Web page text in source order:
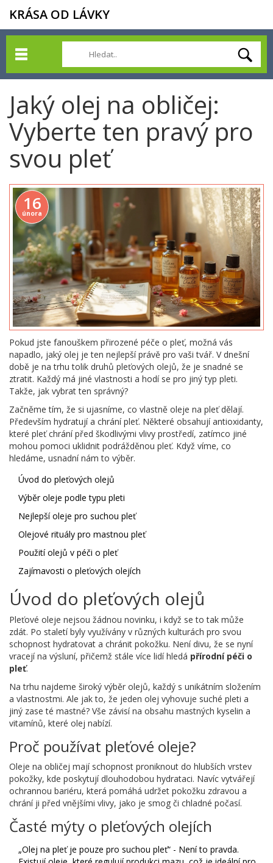
KRÁSA OD LÁVKY
Jaký olej na obličej:
Vyberte ten pravý pro
svou pleť
16
února
Pokud jste fanouškem přirozené péče o pleť, možná vás
napadlo, jaký olej je ten nejlepší právě pro vaši tvář. V dnešní
době je na trhu tolik druhů pleťových olejů, že je snadné se
ztratit. Každý má jiné vlastnosti a hodí se pro jiný typ pleti.
Takže, jak vybrat ten správný?
Začněme tím, že si ujasníme, co vlastně oleje na pleť dělají.
Především hydratují a chrání pleť. Některé obsahují antioxidanty,
které pleť chrání před škodlivými vlivy prostředí, zatímco jiné
mohou pomoci uklidnit podrážděnou pleť. Když víme, co
hledáme, usnadní nám to výběr.
Úvod do pleťových olejů
Výběr oleje podle typu pleti
Nejlepší oleje pro suchou pleť
Olejové rituály pro mastnou pleť
Použití olejů v péči o pleť
Zajímavosti o pleťových olejích
Úvod do pleťových olejů
Pleťové oleje nejsou žádnou novinku, i když se to tak může
zdát. Po staletí byly využívány v různých kulturách pro svou
schopnost hydratovat a chránit pokožku. Není divu, že se nyní
vracejí na výsluní, přičemž stále více lidí hledá přírodní péči o
pleť.
Na trhu najdeme široký výběr olejů, každý s unikátním složením
a vlastnostmi. Ale jak to, že jeden olej vyhovuje suché pleti a
jiný zase té mastné? Vše závisí na obsahu mastných kyselin a
vitamínů, které olej nabízí.
Proč používat pleťové oleje?
Oleje na obličej mají schopnost proniknout do hlubších vrstev
pokožky, kde poskytují dlouhodobou hydrataci. Navíc vytvářejí
ochrannou bariéru, která pomáhá udržet pokožku zdravou a
chrání ji před vnějšími vlivy, jako je smog či chladné počasí.
Časté mýty o pleťových olejích
„Olej na pleť je pouze pro suchou pleť“ - Není to pravda.